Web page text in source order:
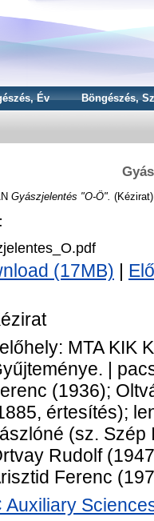
Év Böngészés,
Gyászjelentés "O-Ö". (Kézirat)
(17MB)
MTA KIK
|
(1936);
értesítés);
(sz. Szép
Rudolf
Ferenc
Auxiliary